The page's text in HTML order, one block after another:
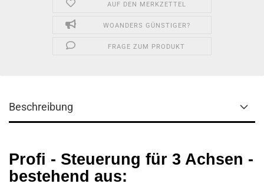
AUF DEN MERKZETTEL
WOANDERS GÜNSTIGER?
FRAGE ZUM PRODUKT
Beschreibung
Profi - Steuerung für 3 Achsen -
bestehend aus: